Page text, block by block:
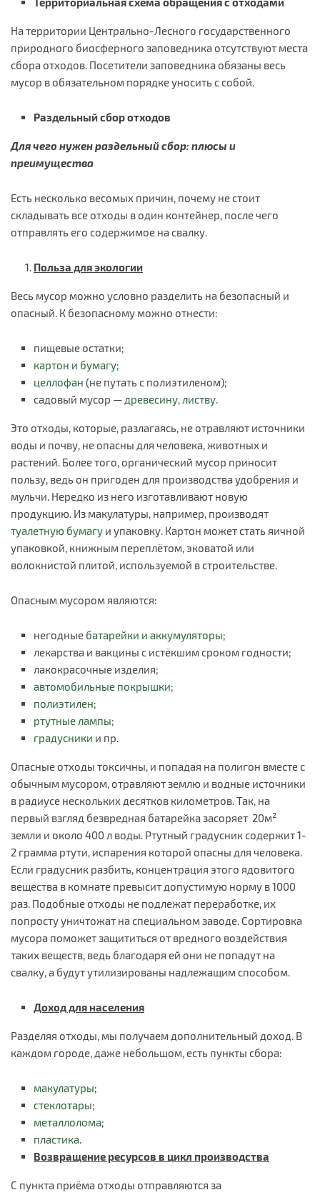
На территории Центрально-Лесного государственного
природного биосферного заповедника отсутствуют места
сбора отходов. Посетители заповедника обязаны весь
мусор в обязательном порядке уносить с собой.
Раздельный сбор отходов
Для чего нужен раздельный сбор: плюсы и
преимущества
Есть несколько весомых причин, почему не стоит
складывать все отходы в один контейнер, после чего
отправлять его содержимое на свалку.
Польза для экологии
Весь мусор можно условно разделить на безопасный и
опасный. К безопасному можно отнести:
пищевые остатки;
картон и бумагу;
целлофан (не путать с полиэтиленом);
садовый мусор — древесину, листву.
Это отходы, которые, разлагаясь, не отравляют источники
воды и почву, не опасны для человека, животных и
растений. Более того, органический мусор приносит
пользу, ведь он пригоден для производства удобрения и
мульчи. Нередко из него изготавливают новую
продукцию. Из макулатуры, например, производят
туалетную бумагу и упаковку. Картон может стать яичной
упаковкой, книжным переплётом, эковатой или
волокнистой плитой, используемой в строительстве.
Опасным мусором являются:
негодные батарейки и аккумуляторы;
лекарства и вакцины с истёкшим сроком годности;
лакокрасочные изделия;
автомобильные покрышки;
полиэтилен;
ртутные лампы;
градусники и пр.
Опасные отходы токсичны, и попадая на полигон вместе с
обычным мусором, отравляют землю и водные источники
в радиусе нескольких десятков километров. Так, на
первый взгляд безвредная батарейка засоряет 20м²
земли и около 400 л воды. Ртутный градусник содержит 1-
2 грамма ртути, испарения которой опасны для человека.
Если градусник разбить, концентрация этого ядовитого
вещества в комнате превысит допустимую норму в 1000
раз. Подобные отходы не подлежат переработке, их
попросту уничтожат на специальном заводе. Сортировка
мусора поможет защититься от вредного воздействия
таких веществ, ведь благодаря ей они не попадут на
свалку, а будут утилизированы надлежащим способом.
Доход для населения
Разделяя отходы, мы получаем дополнительный доход. В
каждом городе, даже небольшом, есть пункты сбора:
макулатуры;
стеклотары;
металлолома;
пластика.
Возвращение ресурсов в цикл производства
С пункта приёма отходы отправляются за